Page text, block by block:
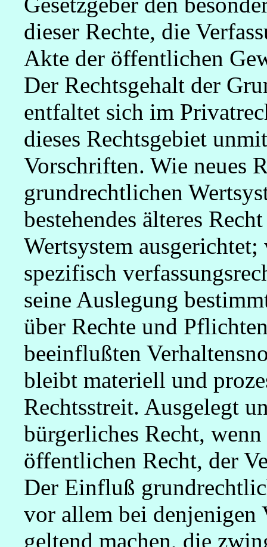
dieser Rechte, die
Akte der öffentlichen
Der Rechtsgehalt der
entfaltet sich im
dieses Rechtsgebiet
Vorschriften. Wie neues
grundrechtlichen
bestehendes älteres
Wertsystem
spezifisch
seine Auslegung
über Rechte und
beeinflußten
bleibt materiell und
Rechtsstreit. Ausgelegt
bürgerliches Recht,
öffentlichen Recht, der
Der Einfluß
vor allem bei denjenigen
geltend machen, die